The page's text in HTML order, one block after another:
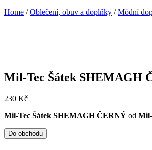
Home /Oblečení, obuv a doplňky /Módní
Mil-Tec Šátek SHEMAGH
230 Kč
Mil-Tec Šátek SHEMAGH ČERNÝ od
Do obchodu